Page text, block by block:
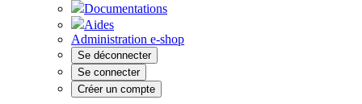
Documentations
Aides
Administration e-shop
Se déconnecter
Se connecter
Créer un compte